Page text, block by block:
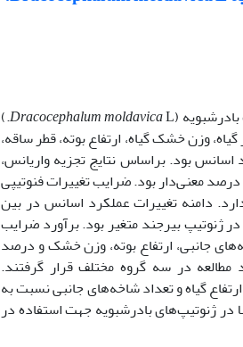
Dracocephalum moldavica
L.)
وزن خشک گیاه، ارتفاع بوته، قطر ساقه،
بود. براساس نتایج تجزیه واریانس،
اختلاف ژنوتیپ‌های مورد مطالعه برای کلیه صفات بجز درصد اسانس در سطح احتمال 1 درصد معنی‌دار بود. ضرایب تغییرات فنوتیپی
دامنه تغییرات عملکرد اسانس در بین
49/0 میلی لیتر در ژنوتیپ خمینی شهر تا 81/0 میلی لیتر در ژنوتیپ بیرجند متغیر بود. برآورد ضرایب
جانبی، ارتفاع بوته، وزن خشک و درصد
دارد. براساس تجزیه خوشه‌ای 15 ژنوتیپ مورد مطالعه در سه گروه مختلف قرار گرفتند.
گیاه و تعداد شاخه‌های جانبی نسبت به
در ژنوتیپ‌های بادرشبویه جهت استفاده در